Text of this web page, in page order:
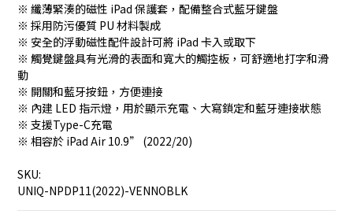
※ 纖薄緊湊的磁性 iPad 保護套，配備整合式藍牙鍵盤
※ 採用防污優質 PU 材料製成
※ 安全的浮動磁性配件設計可將 iPad 卡入或取下
※ 觸覺鍵盤具有光滑的表面和寬大的觸控板，可舒適地打字和滑
動
※ 開關和藍牙按鈕，方便連接
※ 內建 LED 指示燈，用於顯示充電、大寫鎖定和藍牙連接狀態
※ 支援Type-C充電
※ 相容於 iPad Air 10.9” (2022/20)
SKU:
UNIQ-NPDP11(2022)-VENNOBLK